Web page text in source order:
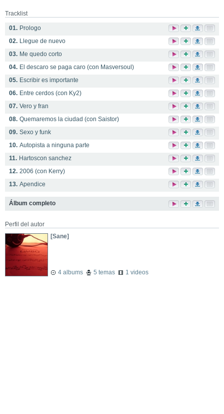
Tracklist
01. Prologo
02. Llegue de nuevo
03. Me quedo corto
04. El descaro se paga caro (con Masversoul)
05. Escribir es importante
06. Entre cerdos (con Ky2)
07. Vero y fran
08. Quemaremos la ciudad (con Saistor)
09. Sexo y funk
10. Autopista a ninguna parte
11. Hartoscon sanchez
12. 2006 (con Kerry)
13. Apendice
Álbum completo
Perfil del autor
[Sane]
4 albums 5 temas 1 videos